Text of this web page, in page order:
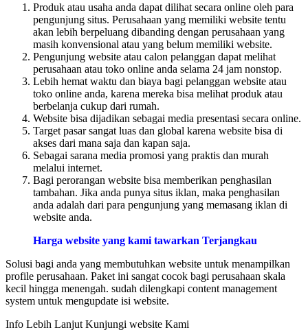
Produk atau usaha anda dapat dilihat secara online oleh para
pengunjung situs. Perusahaan yang memiliki website tentu
akan lebih berpeluang dibanding dengan perusahaan yang
masih konvensional atau yang belum memiliki website.
Pengunjung website atau calon pelanggan dapat melihat
perusahaan atau toko online anda selama 24 jam nonstop.
Lebih hemat waktu dan biaya bagi pelanggan website atau
toko online anda, karena mereka bisa melihat produk atau
berbelanja cukup dari rumah.
Website bisa dijadikan sebagai media presentasi secara online.
Target pasar sangat luas dan global karena website bisa di
akses dari mana saja dan kapan saja.
Sebagai sarana media promosi yang praktis dan murah
melalui internet.
Bagi perorangan website bisa memberikan penghasilan
tambahan. Jika anda punya situs iklan, maka penghasilan
anda adalah dari para pengunjung yang memasang iklan di
website anda.
Harga website yang kami tawarkan Terjangkau
Solusi bagi anda yang membutuhkan website untuk menampilkan
profile perusahaan. Paket ini sangat cocok bagi perusahaan skala
kecil hingga menengah. sudah dilengkapi content management
system untuk mengupdate isi website.
Info Lebih Lanjut Kunjungi website Kami